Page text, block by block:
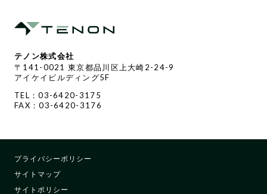
テノン株式会社
〒141-0021 東京都品川区上大崎2-24-9
アイケイビルディング5F
TEL：03-6420-3175
FAX：03-6420-3176
プライバシーポリシー
サイトマップ
サイトポリシー